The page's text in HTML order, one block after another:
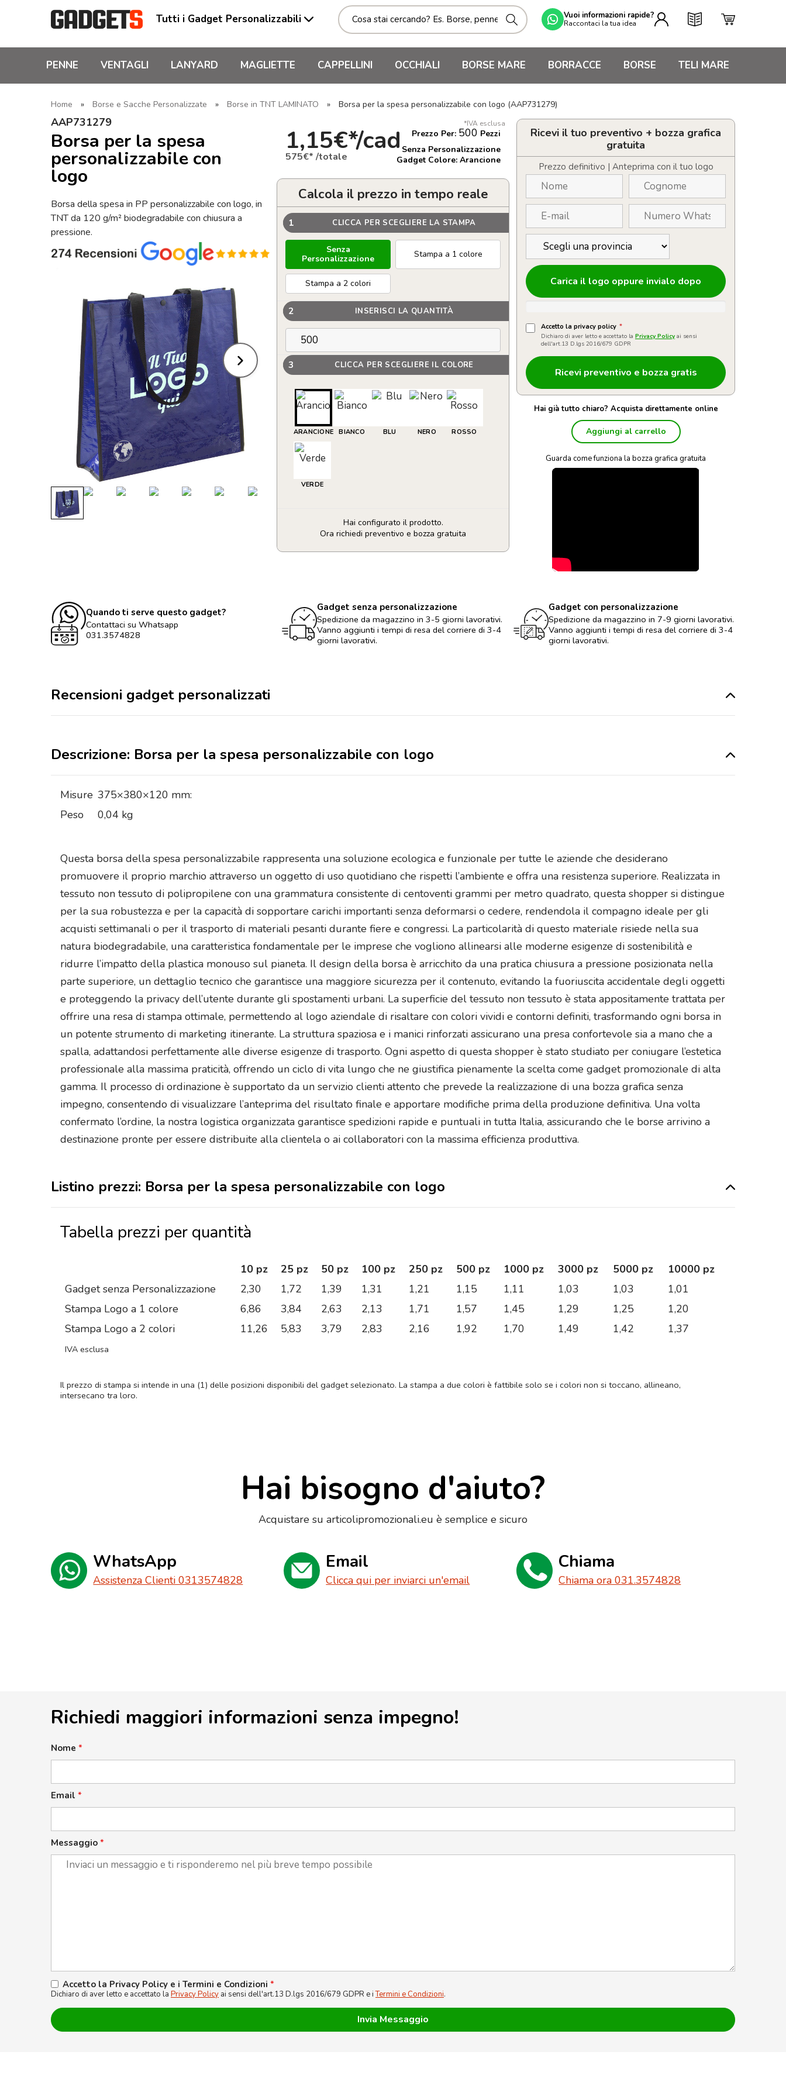
Tutti i Gadget Personalizzabili Vuoi informazioni rapide?
Raccontaci la tua idea
PENNE VENTAGLI LANYARD MAGLIETTE CAPPELLINI OCCHIALI BORSE MARE BORRACCE BORSE TELI MARE
Home » Borse e Sacche Personalizzate » Borse in TNT LAMINATO » Borsa per la spesa personalizzabile con logo (AAP731279)
AAP731279
Borsa per la spesa
personalizzabile con
logo
Borsa della spesa in PP personalizzabile con logo, in
TNT da 120 g/m² biodegradabile con chiusura a
pressione.
*IVA esclusa
1,15€*/cad
575€* /totale
Prezzo Per: 500 Pezzi
Senza Personalizzazione
Gadget Colore: Arancione
Calcola il prezzo in tempo reale
1 CLICCA PER SCEGLIERE LA STAMPA
Senza
Personalizzazione
Stampa a 1 colore
Stampa a 2 colori
2 INSERISCI LA QUANTITÀ
3 CLICCA PER SCEGLIERE IL COLORE
ARANCIONE BIANCO BLU NERO ROSSO
VERDE
Hai configurato il prodotto.
Ora richiedi preventivo e bozza gratuita
Borsa
logo
quantità
Ricevi il tuo preventivo + bozza grafica
gratuita
Prezzo definitivo | Anteprima con il tuo logo
Carica il logo oppure invialo dopo
Accetto la privacy policy *
Dichiaro di aver letto e accettato la Privacy Policy ai sensi
dell'art.13 D.lgs 2016/679 GDPR
Hai già tutto chiaro? Acquista direttamente online
Aggiungi al carrello
Guarda come funziona la bozza grafica gratuita
Quando ti serve questo gadget?
Contattaci su Whatsapp
031.3574828
Gadget senza personalizzazione
Spedizione da magazzino in 3-5 giorni lavorativi.
Vanno aggiunti i tempi di resa del corriere di 3-4
giorni lavorativi.
Gadget con personalizzazione
Spedizione da magazzino in 7-9 giorni lavorativi.
Vanno aggiunti i tempi di resa del corriere di 3-4
giorni lavorativi.
Recensioni gadget personalizzati
Descrizione: Borsa per la spesa personalizzabile con logo
Misure 375×380×120 mm:
Peso
0,04 kg
Questa borsa della spesa personalizzabile rappresenta una soluzione ecologica e funzionale per tutte le aziende che desiderano
promuovere il proprio marchio attraverso un oggetto di uso quotidiano che rispetti l’ambiente e offra una resistenza superiore. Realizzata in
tessuto non tessuto di polipropilene con una grammatura consistente di centoventi grammi per metro quadrato, questa shopper si distingue
per la sua robustezza e per la capacità di sopportare carichi importanti senza deformarsi o cedere, rendendola il compagno ideale per gli
acquisti settimanali o per il trasporto di materiali pesanti durante fiere e congressi. La particolarità di questo materiale risiede nella sua
natura biodegradabile, una caratteristica fondamentale per le imprese che vogliono allinearsi alle moderne esigenze di sostenibilità e
ridurre l’impatto della plastica monouso sul pianeta. Il design della borsa è arricchito da una pratica chiusura a pressione posizionata nella
parte superiore, un dettaglio tecnico che garantisce una maggiore sicurezza per il contenuto, evitando la fuoriuscita accidentale degli oggetti
e proteggendo la privacy dell’utente durante gli spostamenti urbani. La superficie del tessuto non tessuto è stata appositamente trattata per
offrire una resa di stampa ottimale, permettendo al logo aziendale di risaltare con colori vividi e contorni definiti, trasformando ogni borsa in
un potente strumento di marketing itinerante. La struttura spaziosa e i manici rinforzati assicurano una presa confortevole sia a mano che a
spalla, adattandosi perfettamente alle diverse esigenze di trasporto. Ogni aspetto di questa shopper è stato studiato per coniugare l’estetica
professionale alla massima praticità, offrendo un ciclo di vita lungo che ne giustifica pienamente la scelta come gadget promozionale di alta
gamma. Il processo di ordinazione è supportato da un servizio clienti attento che prevede la realizzazione di una bozza grafica senza
impegno, consentendo di visualizzare l’anteprima del risultato finale e apportare modifiche prima della produzione definitiva. Una volta
confermato l’ordine, la nostra logistica organizzata garantisce spedizioni rapide e puntuali in tutta Italia, assicurando che le borse arrivino a
destinazione pronte per essere distribuite alla clientela o ai collaboratori con la massima efficienza produttiva.
Listino prezzi: Borsa per la spesa personalizzabile con logo
Tabella prezzi per quantità
10 pz 25 pz 50 pz 100 pz 250 pz 500 pz 1000 pz 3000 pz 5000 pz
10000 pz
Gadget senza Personalizzazione
2,30 1,72 1,39 1,31 1,21 1,15 1,11 1,03 1,03
1,01
Stampa Logo a 1 colore
6,86 3,84 2,63 2,13 1,71 1,57 1,45 1,29 1,25
1,20
Stampa Logo a 2 colori
11,26 5,83 3,79 2,83 2,16 1,92 1,70 1,49 1,42 1,37
IVA esclusa
Il prezzo di stampa si intende in una (1) delle posizioni disponibili del gadget selezionato. La stampa a due colori è fattibile solo se i colori non si toccano, allineano,
intersecano tra loro.
Hai bisogno d'aiuto?
Acquistare su articolipromozionali.eu è semplice e sicuro
WhatsApp
Assistenza Clienti 0313574828
Email
Clicca qui per inviarci un'email
Chiama
Chiama ora 031.3574828
Richiedi maggiori informazioni senza impegno!
Nome *
Email *
Messaggio *
Accetto la Privacy Policy e i Termini e Condizioni *
Dichiaro di aver letto e accettato la Privacy Policy ai sensi dell'art.13 D.lgs 2016/679 GDPR e iTermini e Condizioni.